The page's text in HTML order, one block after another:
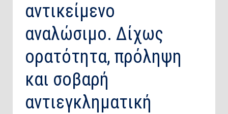
αντικείμενο
αναλώσιμο. Δίχως
ορατότητα, πρόληψη
και σοβαρή
αντιεγκληματική